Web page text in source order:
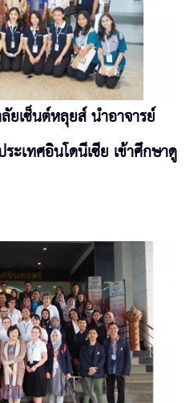
เซ็นต์หลุยส์ นำอาจารย์
เทศอินโดนีเซีย เข้าศึกษาดู